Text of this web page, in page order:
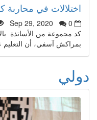
اختلالات في محاربة كورونا
Sep 29, 2020
0
كد مجموعة من الأساتذة
بمراكش آسفي، أن التعليم
دولي